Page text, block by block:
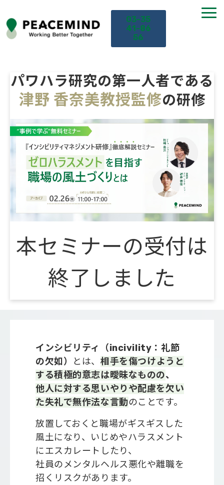
03-35
41-86
56
サービス
課題から探す
セミナー
お役立ち情報
導入事例
会社概要
パワハラ研究の第一人者である
津野 香奈美教授監修の研修
本セミナーの受付は
終了しました
インシビリティ（incivility：礼節
の欠如）
とは、相手を傷つけようと
する積極的意志は曖昧なものの、
他人に対する思いやりや配慮を欠い
た失礼で無作法な言動のことです。
放置しておくと職場がギスギスした
風土になり、いじめやハラスメント
にエスカレートしたり、
社員のメンタルヘルス悪化や離職を
招くリスクがあります。